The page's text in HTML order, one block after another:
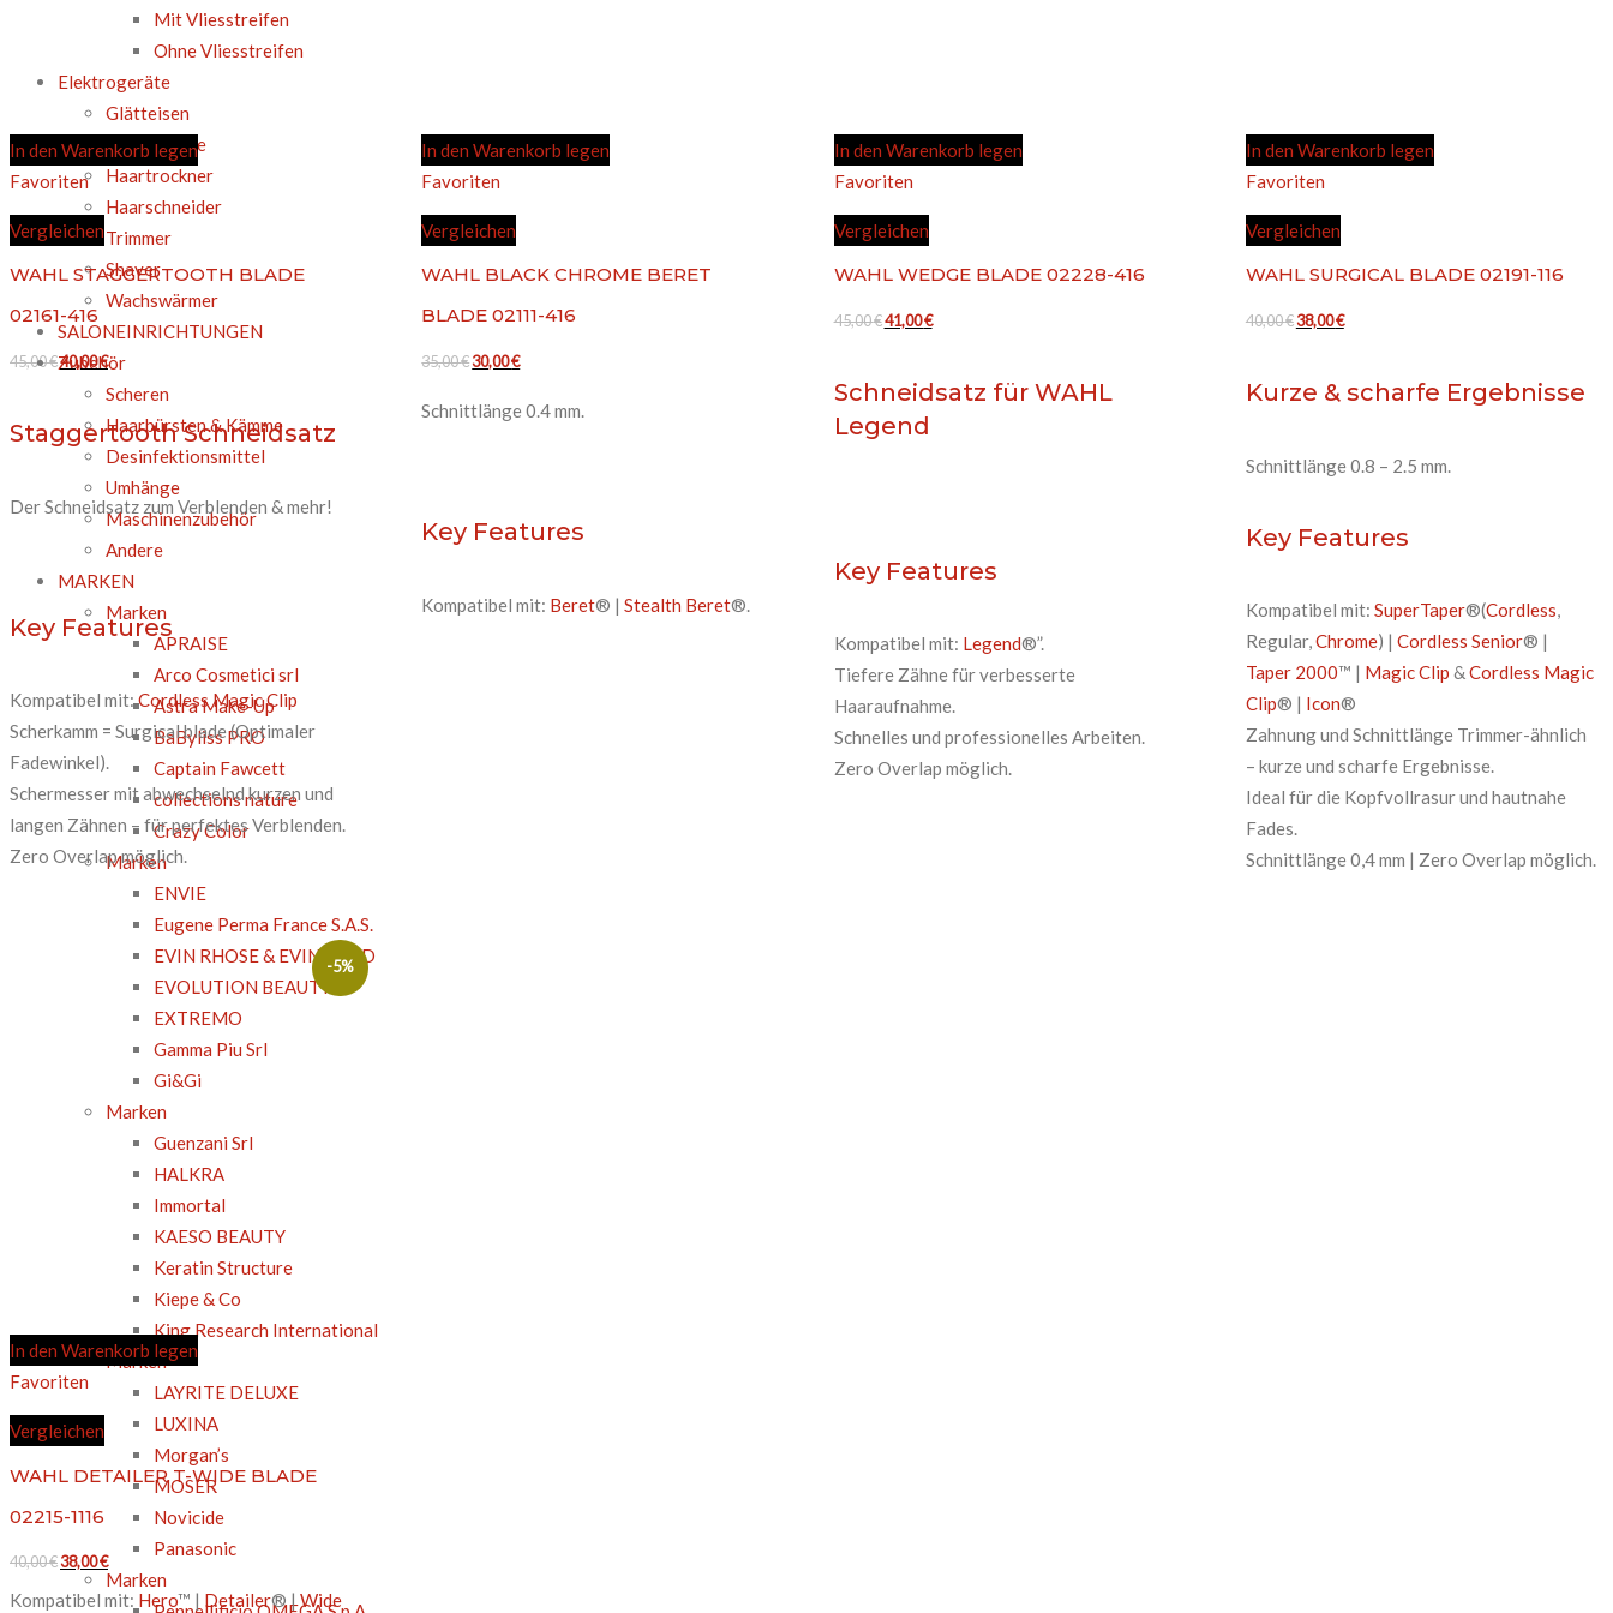
Mit Vliesstreifen
Ohne Vliesstreifen
Elektrogeräte
Glätteisen
Lockenstäbe
Haartrockner
Haarschneider
Trimmer
Shaver
Wachswärmer
SALONEINRICHTUNGEN
Zubehör
Scheren
Haarbürsten & Kämme
Desinfektionsmittel
Umhänge
Maschinenzubehör
Andere
MARKEN
Marken
APRAISE
Arco Cosmetici srl
Astra Make-Up
BaByliss PRO
Captain Fawcett
collections nature
Crazy Color
Marken
ENVIE
Eugene Perma France S.A.S.
EVIN RHOSE & EVIN GOLD
EVOLUTION BEAUTY
EXTREMO
Gamma Piu Srl
Gi&Gi
Marken
Guenzani Srl
HALKRA
Immortal
KAESO BEAUTY
Keratin Structure
Kiepe & Co
King Research International
Marken
LAYRITE DELUXE
LUXINA
Morgan’s
MOSER
Novicide
Panasonic
Marken
In den Warenkorb legen
Favoriten
Vergleichen
WAHL STAGGERTOOTH BLADE
02161-416
45,00€Ursprünglicher
Preis
war:
45,00 €
40,00€Aktueller
Preis
ist:
40,00 €.
Staggertooth Schneidsatz
Der Schneidsatz zum Verblenden & mehr!
Key Features
Kompatibel mit:Cordless Magic Clip
Scherkamm = Surgical blade (Optimaler
Fadewinkel).
Schermesser mit abwechselnd kurzen und
langen Zähnen – für perfektes Verblenden.
Zero Overlap möglich.
In den Warenkorb legen
Favoriten
Vergleichen
WAHL BLACK CHROME BERET
BLADE 02111-416
35,00€Ursprünglicher
war:
30,00€Aktueller
ist:
Schnittlänge 0.4 mm.
Key Features
Kompatibel mit: Beret® |Stealth Beret®.
In den Warenkorb legen
Favoriten
Vergleichen
WAHL WEDGE BLADE 02228-416
45,00€Ursprünglicher
45,00 €
41,00€Aktueller
ist:
Schneidsatz für WAHL
Legend
Key Features
Kompatibel mit: Legend®”.
Tiefere Zähne für verbesserte
Haaraufnahme.
Schnelles und professionelles Arbeiten.
Zero Overlap möglich.
In den Warenkorb legen
Favoriten
Vergleichen
WAHL SURGICAL BLADE 02191-116
40,00€Ursprünglicher
38,00€Aktueller
Kurze & scharfe Ergebnisse
Schnittlänge 0.8 – 2.5 mm.
Key Features
Kompatibel mit: SuperTaper®(Cordless,
Regular,Chrome) | Cordless Senior® |
Taper 2000™ | Magic Clip &Cordless Magic
Clip® | Icon®
Zahnung und Schnittlänge Trimmer-ähnlich
– kurze und scharfe Ergebnisse.
Ideal für die Kopfvollrasur und hautnahe
Fades.
Schnittlänge 0,4 mm | Zero Overlap möglich.
-5%
In den Warenkorb legen
Favoriten
Vergleichen
WAHL DETAILER T-WIDE BLADE
02215-1116
40,00€Ursprünglicher
Preis
38,00€Aktueller
Preis
Kompatibel mit: Hero™ | Detailer® |Wide